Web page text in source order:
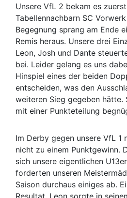
Unsere VfL 2 bekam es
Tabellennachbarn SC
Begegnung sprang am Ende
Remis heraus. Unsere drei
Leon, Josh und Dante
bei. Leider gelang es uns
Hinspiel eines der beiden
entscheiden, was den
weiteren Sieg gegeben hätte.
mit einer Punkteteilung
Im Derby gegen unsere VfL 1
nicht zu einem Punktgewinn.
sich unsere eigentlichen
forderten unseren
Saison durchaus einiges ab.
Resultat. Leon sorgte in